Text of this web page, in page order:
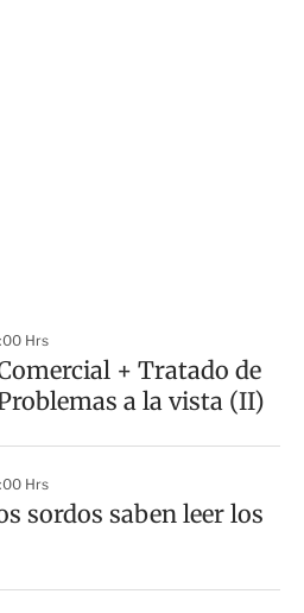
Hrs
+ Tratado de
a la vista (II)
Hrs
sordos saben leer los